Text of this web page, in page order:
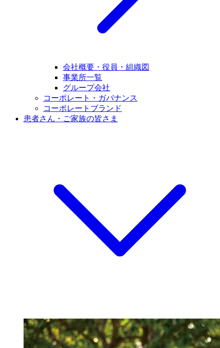
会社概要・役員・組織図
事業所一覧
グループ会社
コーポレート・ガバナンス
コーポレートブランド
患者さん・ご家族の皆さま